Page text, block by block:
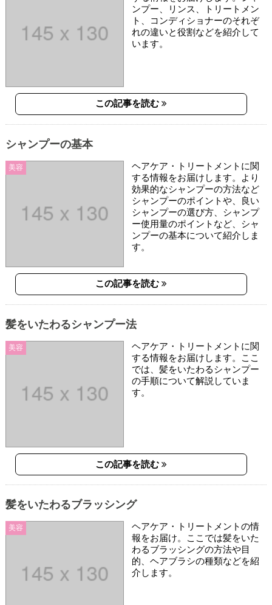
ンプー、リンス、トリートメン
ト、コンディショナーのそれぞ
れの違いと役割などを紹介して
います。
この記事を読む
美容
シャンプーの基本
ヘアケア・トリートメントに関
する情報をお届けします。より
効果的なシャンプーの方法など
シャンプーのポイントや、良い
シャンプーの選び方、シャンプ
ー使用量のポイントなど、シャ
ンプーの基本について紹介しま
す。
この記事を読む
美容
髪をいたわるシャンプー法
ヘアケア・トリートメントに関
する情報をお届けします。ここ
では、髪をいたわるシャンプー
の手順について解説していま
す。
この記事を読む
美容
髪をいたわるブラッシング
ヘアケア・トリートメントの情
報をお届け。ここでは髪をいた
わるブラッシングの方法や目
的、ヘアブラシの種類などを紹
介します。